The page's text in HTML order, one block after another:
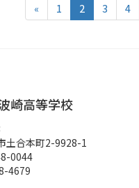
« 1 2 3 4
崎高等学校
土合本町2-9928-1
0044
4679